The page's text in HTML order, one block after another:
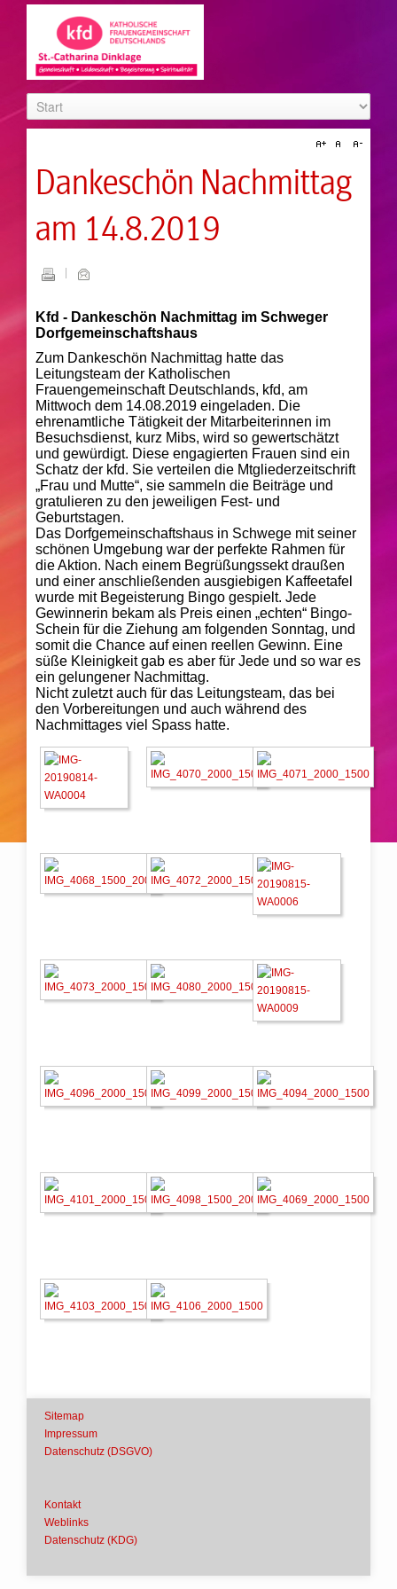
Dankeschön Nachmittag
am 14.8.2019
Kfd - Dankeschön Nachmittag im Schweger
Dorfgemeinschaftshaus
Zum Dankeschön Nachmittag hatte das
Leitungsteam der Katholischen
Frauengemeinschaft Deutschlands, kfd, am
Mittwoch dem 14.08.2019 eingeladen. Die
ehrenamtliche Tätigkeit der Mitarbeiterinnen im
Besuchsdienst, kurz Mibs, wird so gewertschätzt
und gewürdigt. Diese engagierten Frauen sind ein
Schatz der kfd. Sie verteilen die Mtgliederzeitschrift
„Frau und Mutte“, sie sammeln die Beiträge und
gratulieren zu den jeweiligen Fest- und
Geburtstagen.
Das Dorfgemeinschaftshaus in Schwege mit seiner
schönen Umgebung war der perfekte Rahmen für
die Aktion. Nach einem Begrüßungssekt draußen
und einer anschließenden ausgiebigen Kaffeetafel
wurde mit Begeisterung Bingo gespielt. Jede
Gewinnerin bekam als Preis einen „echten“ Bingo-
Schein für die Ziehung am folgenden Sonntag, und
somit die Chance auf einen reellen Gewinn. Eine
süße Kleinigkeit gab es aber für Jede und so war es
ein gelungener Nachmittag.
Nicht zuletzt auch für das Leitungsteam, das bei
den Vorbereitungen und auch während des
Nachmittages viel Spass hatte.
Sitemap
Impressum
Datenschutz (DSGVO)
Kontakt
Weblinks
Datenschutz (KDG)